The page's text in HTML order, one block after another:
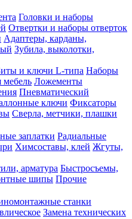
Головки и наборы
Отвертки и наборы отверток
Адаптеры, карданы,
Зубила, выколотки,
и ключи L-типа Наборы
мебель Ложементы
Пневматический
ключи Фиксаторы
Сверла, метчики, плашки
заплатки Радиальные
Химсоставы, клей Жгуты,
арматура Быстросъемы,
шипы Прочие
станки
Замена технических